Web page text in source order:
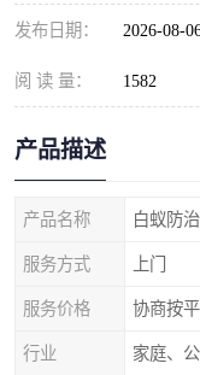
发布日期： 2026-08-
阅 读 量： 1582
产品描述
产品名称 白蚁防治
服务方式 上门
服务价格 协商按
行业 家庭、